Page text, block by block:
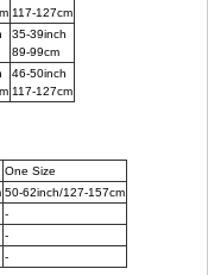
117-127cm
35-39inch
89-99cm
46-50inch
117-127cm
One Size
50-62inch/127-157cm
-
-
-